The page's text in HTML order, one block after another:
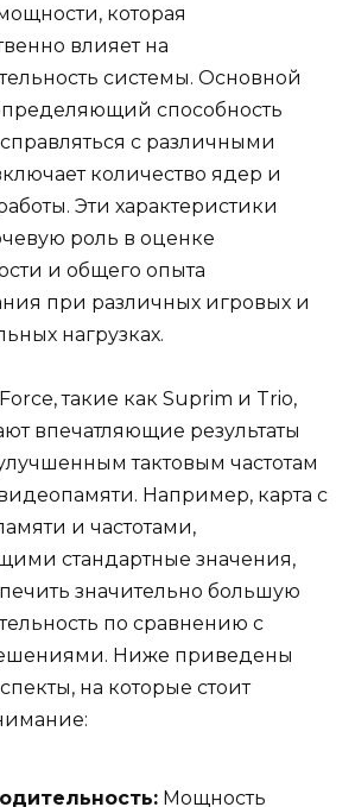
которая
влияет на
системы. Основной
способность
справляться с различными
количество ядер и
Эти характеристики
роль в оценке
и общего опыта
при различных игровых и
нагрузках.
такие как Suprim и Trio,
впечатляющие результаты
тактовым частотам
Например, карта с
и частотами,
стандартные значения,
значительно большую
по сравнению с
Ниже приведены
на которые стоит
Мощность